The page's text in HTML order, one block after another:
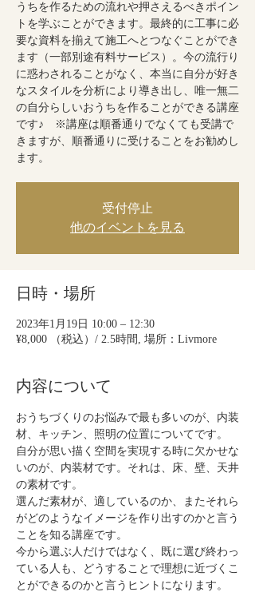
うちを作るための流れや押さえるべきポイン
トを学ぶことができます。最終的に工事に必
要な資料を揃えて施工へとつなぐことができ
ます（一部別途有料サービス）。今の流行り
に惑わされることがなく、本当に自分が好き
なスタイルを分析により導き出し、唯一無二
の自分らしいおうちを作ることができる講座
です♪ ※講座は順番通りでなくても受講で
きますが、順番通りに受けることをお勧めし
ます。
受付停止
他のイベントを見る
日時・場所
2023年1月19日 10:00 – 12:30
¥8,000 （税込）/ 2.5時間, 場所：Livmore
内容について
おうちづくりのお悩みで最も多いのが、内装
材、キッチン、照明の位置についてです。
自分が思い描く空間を実現する時に欠かせな
いのが、内装材です。それは、床、壁、天井
の素材です。
選んだ素材が、適しているのか、またそれら
がどのようなイメージを作り出すのかと言う
ことを知る講座です。
今から選ぶ人だけではなく、既に選び終わっ
ている人も、どうすることで理想に近づくこ
とができるのかと言うヒントになります。